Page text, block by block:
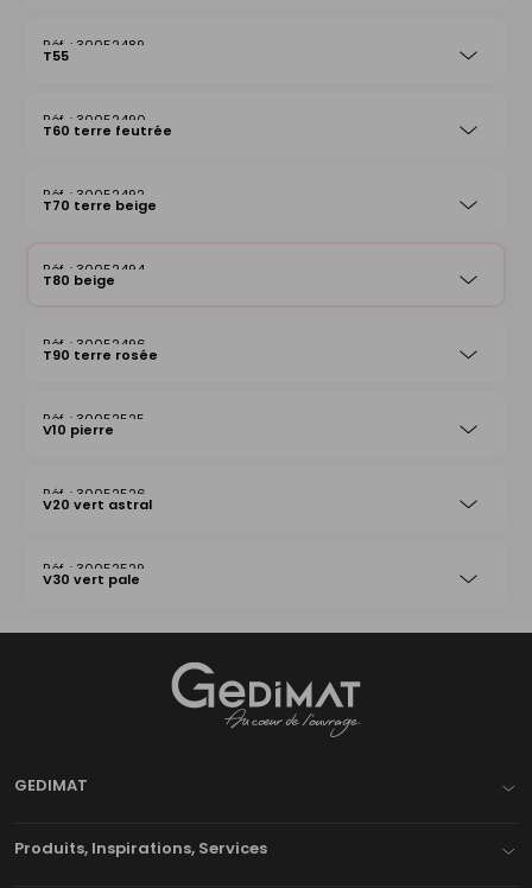
30052489
T55
30052490
T60 terre feutrée
30052492
T70 terre beige
30052494
T80 beige
30052496
T90 terre rosée
30052525
V10 pierre
30052526
V20 vert astral
30052529
V30 vert pale
GEDIMAT
Produits, Inspirations, Services